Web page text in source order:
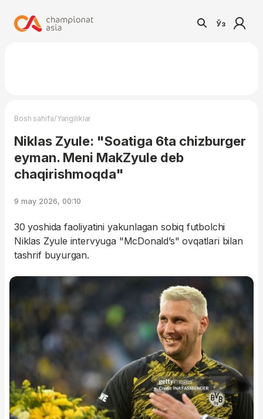
Ўз
Bosh sahifa/Yangiliklar
Niklas Zyule: "Soatiga 6ta chizburger
eyman. Meni MakZyule deb
chaqirishmoqda"
9 may 2026, 00:10
30 yoshida faoliyatini yakunlagan sobiq futbolchi
Niklas Zyule intervyuga "McDonald’s" ovqatlari bilan
tashrif buyurgan.